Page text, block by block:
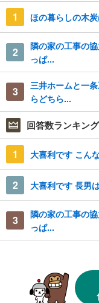
1 ほの暮らしの木
2
隣の家の工事の
っぱ...
3
三井ホームと一
らどちら...
回答数ランキング
1 大喜利です こん
2 大喜利です 長男
3
隣の家の工事の
っぱ...